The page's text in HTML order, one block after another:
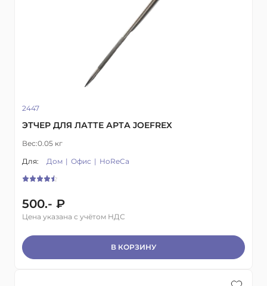
2447
ЭТЧЕР ДЛЯ ЛАТТЕ АРТА JOEFREX
Вес:0.05 кг
Для:
Дом Офис HoReCa
500.- ₽
Цена указана с учётом НДС
В КОРЗИНУ